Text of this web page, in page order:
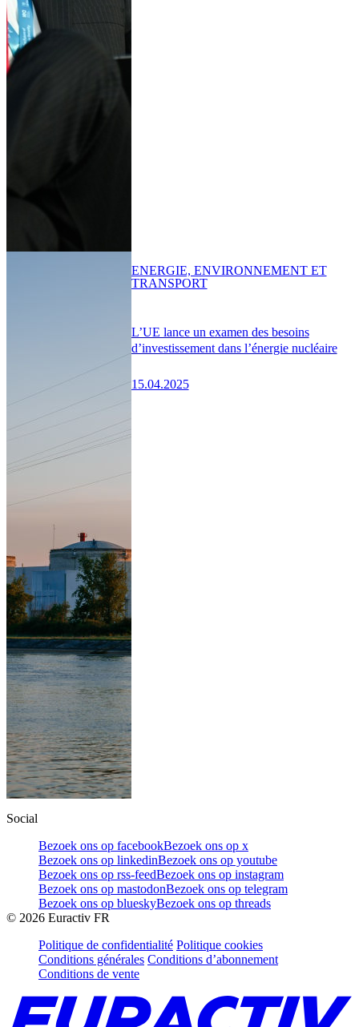
L’UE lance un examen des besoins
d’investissement dans l’énergie nucléaire
15.04.2025
ENERGIE, ENVIRONNEMENT ET
TRANSPORT
Social
Bezoek ons op facebookBezoek ons op x
Bezoek ons op linkedinBezoek ons op youtube
Bezoek ons op rss-feedBezoek ons op instagram
Bezoek ons op mastodonBezoek ons op telegram
Bezoek ons op blueskyBezoek ons op threads
© 2026 Euractiv FR
Politique de confidentialité Politique cookies
Conditions générales Conditions d’abonnement
Conditions de vente